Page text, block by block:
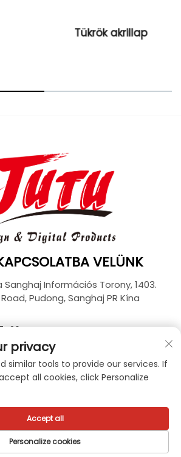
Tükrök akrillap
VELÜNK
Sanghaj Információs Torony, 1403.
Pudong, Sanghaj PR Kína
JUTU New Materials Technology
jog fenntartva. -Adatvédelmi
irányelvek
privacy
similar tools to provide our services. If
all cookies, click Personalize
Personalize cookies
Accept all